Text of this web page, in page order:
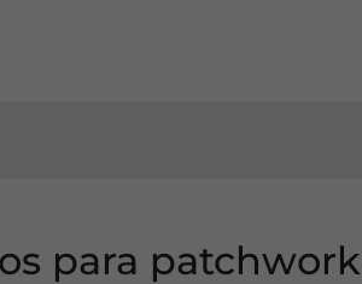
para patchwork